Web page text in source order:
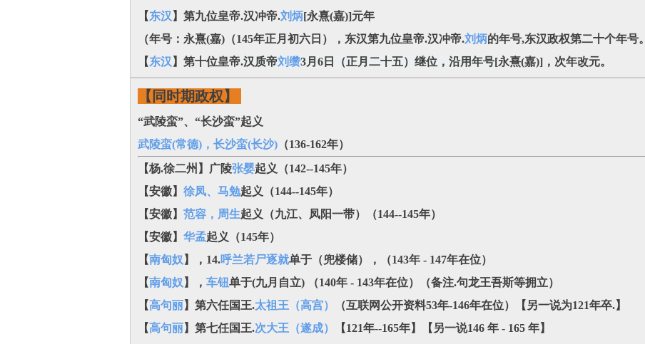
【东汉 】第九位皇帝.汉冲帝.刘炳[永熹(嘉)]元年
（年号：永熹(嘉)（145年正月初六日），东汉第九位皇帝.汉冲帝.刘炳的年号,东汉政权第二十个年号。
【东汉 】第十位皇帝.汉质帝刘缵3月6日（正月二十五）继位，沿用年号[永熹(嘉)]，次年改元。
【同时期政权】
“武陵蛮”、“长沙蛮”起义
武陵蛮(常德)，长沙蛮(长沙) （136-162年）
【杨.徐二州】广陵张婴起义（142--145年）
【安徽】 徐凤、马勉起义
（144--145年）
【安徽】 范容，周生起义（九江、凤阳一带）
（144--145年）
【安徽】 华孟起义
（145年）
【南匈奴 】，14.呼兰若尸逐就单于（兜楼储），（143年 - 147年在位）
【南匈奴 】， 车钮单于(九月自立) （140年 - 143年在位）（备注.句龙王吾斯等拥立）
【高句丽】第六任国王.太祖王（高宫） （互联网公开资料53年-146年在位）
【另一说为121年卒.】
【高句丽】第七任国王.次大王（遂成）
【121年--165年】【另一说146 年 - 165 年】